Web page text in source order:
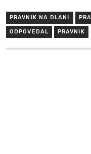
PRAVNIK NA DLANI
ODPOVEDAL PRAVNIK